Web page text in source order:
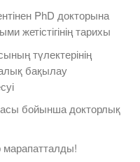
PhD докторына
жетістігінің тарихы
түлектерінің
бақылау
бойынша докторлық
марапатталды!